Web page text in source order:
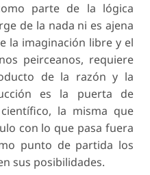
parte de la lógica
de la nada ni es ajena
la imaginación libre y el
peirceanos, requiere
de la razón y la
es la puerta de
la misma que
con lo que pasa fuera
punto de partida los
sus posibilidades.